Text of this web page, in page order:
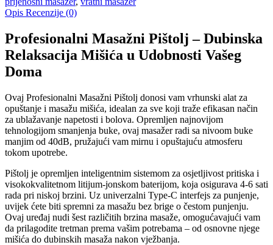
Opis Recenzije (0)
Profesionalni Masažni Pištolj – Dubinska
Relaksacija Mišića u Udobnosti Vašeg
Doma
Ovaj Profesionalni Masažni Pištolj donosi vam vrhunski alat za
opuštanje i masažu mišića, idealan za sve koji traže efikasan način
za ublažavanje napetosti i bolova. Opremljen najnovijom
tehnologijom smanjenja buke, ovaj masažer radi sa nivoom buke
manjim od 40dB, pružajući vam mirnu i opuštajuću atmosferu
tokom upotrebe.
Pištolj je opremljen inteligentnim sistemom za osjetljivost pritiska i
visokokvalitetnom litijum-jonskom baterijom, koja osigurava 4-6 sati
rada pri niskoj brzini. Uz univerzalni Type-C interfejs za punjenje,
uvijek ćete biti spremni za masažu bez brige o čestom punjenju.
Ovaj uređaj nudi šest različitih brzina masaže, omogućavajući vam
da prilagodite tretman prema vašim potrebama – od osnovne njege
mišića do dubinskih masaža nakon vježbanja.